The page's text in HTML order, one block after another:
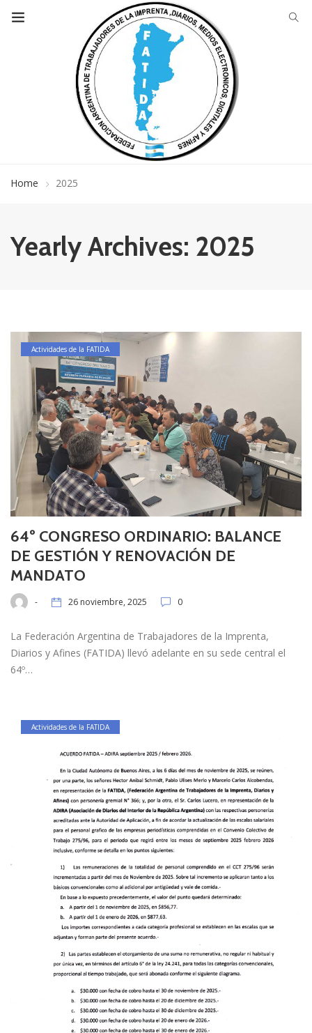
Home 2025
Yearly Archives: 2025
Actividades de la FATIDA
64º CONGRESO ORDINARIO: BALANCE
DE GESTIÓN Y RENOVACIÓN DE
MANDATO
- 26 noviembre, 2025 0
La Federación Argentina de Trabajadores de la Imprenta,
Diarios y Afines (FATIDA) llevó adelante en su sede central el
64º…
Actividades de la FATIDA